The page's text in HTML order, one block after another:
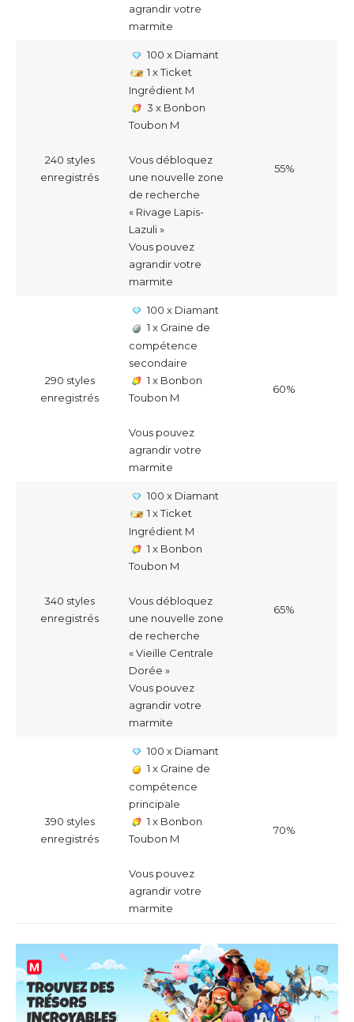
agrandir votre
marmite
240 styles
enregistrés
100 x Diamant
1 x Ticket
Ingrédient M
3 x Bonbon
Toubon M
Vous débloquez
une nouvelle zone
de recherche
« Rivage Lapis-
Lazuli »
Vous pouvez
agrandir votre
marmite
55%
290 styles
enregistrés
100 x Diamant
1 x Graine de
compétence
secondaire
1 x Bonbon
Toubon M
Vous pouvez
agrandir votre
marmite
60%
340 styles
enregistrés
100 x Diamant
1 x Ticket
Ingrédient M
1 x Bonbon
Toubon M
Vous débloquez
une nouvelle zone
de recherche
« Vieille Centrale
Dorée »
Vous pouvez
agrandir votre
marmite
65%
390 styles
enregistrés
100 x Diamant
1 x Graine de
compétence
principale
1 x Bonbon
Toubon M
Vous pouvez
agrandir votre
marmite
70%